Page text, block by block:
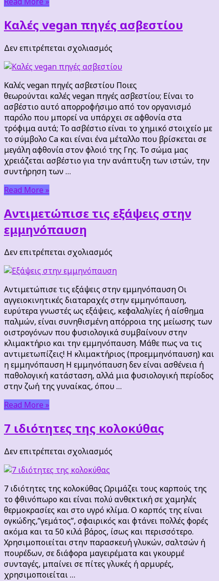
Καλές vegan πηγές ασβεστίου
Δεν επιτρέπεται σχολιασμός
vegan
πηγές
ασβεστίου
Καλές vegan πηγές ασβεστίου Ποιες
θεωρούνται καλές vegan πηγές ασβεστίου; Είναι το
ασβέστιο αυτό απορροφήσιμο από τον οργανισμό
παρόλο που μπορεί να υπάρχει σε αφθονία στα
τρόφιμα αυτά; Το ασβέστιο είναι το χημικό στοιχείο με
το σύμβολο Ca και είναι ένα μέταλλο που βρίσκεται σε
μεγάλη αφθονία στον φλοιό της Γης. Το σώμα μας
χρειάζεται ασβέστιο για την ανάπτυξη των ιστών, την
συντήρηση των …
Read More »
Αντιμετώπισε τις εξάψεις στην
εμμηνόπαυση
Δεν επιτρέπεται σχολιασμός
τις
στην
εμμηνόπαυση
Αντιμετώπισε τις εξάψεις στην εμμηνόπαυση Οι
αγγειοκινητικές διαταραχές στην εμμηνόπαυση,
ευρύτερα γνωστές ως εξάψεις, κεφαλαλγίες ή αίσθημα
παλμών, είναι συνηθισμένη απόρροια της μείωσης των
οιστρογόνων που φυσιολογικά συμβαίνουν στην
κλιμακτήριο και την εμμηνόπαυση. Μάθε πως να τις
αντιμετωπίζεις! Η κλιμακτήριος (προεμμηνόπαυση) και
η εμμηνόπαυση Η εμμηνόπαυση δεν είναι ασθένεια ή
παθολογική κατάσταση, αλλά μια φυσιολογική περίοδος
στην ζωή της γυναίκας, όπου …
Read More »
7 ιδιότητες της κολοκύθας
Δεν επιτρέπεται σχολιασμός
της
κολοκύθας
7 ιδιότητες της κολοκύθας Ωριμάζει τους καρπούς της
το φθινόπωρο και είναι πολύ ανθεκτική σε χαμηλές
θερμοκρασίες και στο υγρό κλίμα. Ο καρπός της είναι
ογκώδης,”γεμάτος”, σφαιρικός και φτάνει πολλές φορές
ακόμα και τα 50 κιλά βάρος, ίσως και περισσότερο.
Χρησιμοποιείται στην παρασκευή γλυκών, σαλτσών ή
πουρέδων, σε διάφορα μαγειρέματα και γκουρμέ
συνταγές, μπαίνει σε πίτες γλυκές ή αρμυρές,
χρησιμοποιείται …